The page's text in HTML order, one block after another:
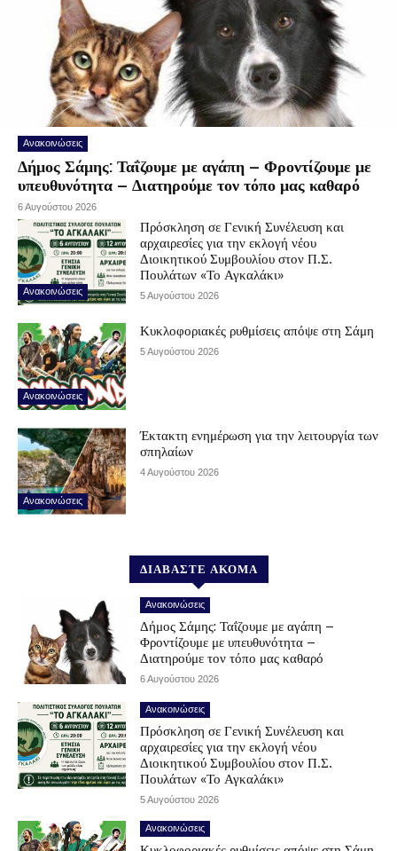
Ανακοινώσεις
Δήμος Σάμης: Ταΐζουμε με αγάπη – Φροντίζουμε με
υπευθυνότητα – Διατηρούμε τον τόπο μας καθαρό
6 Αυγούστου 2026
Ανακοινώσεις
Πρόσκληση σε Γενική Συνέλευση και
αρχαιρεσίες για την εκλογή νέου
Διοικητικού Συμβουλίου στον Π.Σ.
Πουλάτων «Το Αγκαλάκι»
5 Αυγούστου 2026
Ανακοινώσεις
Κυκλοφοριακές ρυθμίσεις απόψε στη Σάμη
5 Αυγούστου 2026
Ανακοινώσεις
Έκτακτη ενημέρωση για την λειτουργία των
σπηλαίων
4 Αυγούστου 2026
ΔΙΑΒΑΣΤΕ ΑΚΟΜΑ
Ανακοινώσεις
Δήμος Σάμης: Ταΐζουμε με αγάπη –
Φροντίζουμε με υπευθυνότητα –
Διατηρούμε τον τόπο μας καθαρό
6 Αυγούστου 2026
Ανακοινώσεις
Πρόσκληση σε Γενική Συνέλευση και
αρχαιρεσίες για την εκλογή νέου
Διοικητικού Συμβουλίου στον Π.Σ.
Πουλάτων «Το Αγκαλάκι»
5 Αυγούστου 2026
Ανακοινώσεις